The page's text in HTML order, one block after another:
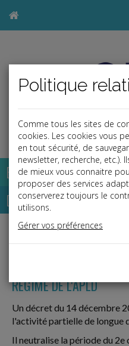
Base documentaire
Dépêches
RÉGIME DE L'APLD
Un décret du 14 décembre
l'activité partielle de longue
Il neutralise la période du
Comme tous les sites de
cookies. Les cookies vous
en tout sécurité, de
newsletter, recherche, etc.).
de mieux vous connaitre
proposer des services
conserverez toujours le
utilisons.
Gérer vos préférences